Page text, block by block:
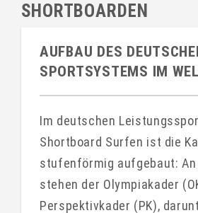
SHORTBOARDEN
AUFBAU DES
SPORTSYSTEMS IM
Im deutschen
Shortboard Surfen ist die
stufenförmig aufgebaut: An
stehen der Olympiakader
Perspektivkader (PK),